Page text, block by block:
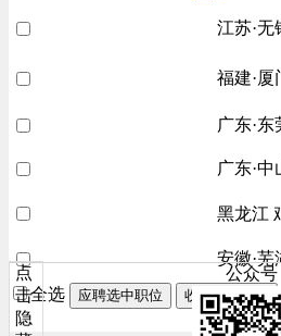
江苏·无
福建·厦
广东·东
广东·中
黑龙江
安徽·芜
全选
应聘选中职位 收藏选中职位
点
击
隐
公众号